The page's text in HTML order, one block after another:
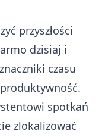
przyszłości
dzisiaj i
czasu
spotkań
zlokalizować